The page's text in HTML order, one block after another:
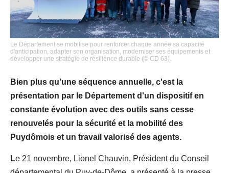
Le Département se mobilise pour renforcer chaque année sa capacité
d'anticipation, adapter son organisation, moderniser ses équipements et
développer une stratégie de résilience durable (© CD 63).
Bien plus qu'une séquence annuelle, c'est la
présentation par le Département d'un dispositif en
constante évolution avec des outils sans cesse
renouvelés pour la sécurité et la mobilité des
Puydômois et un travail valorisé des agents.
Le 21 novembre, Lionel Chauvin, Président du Conseil